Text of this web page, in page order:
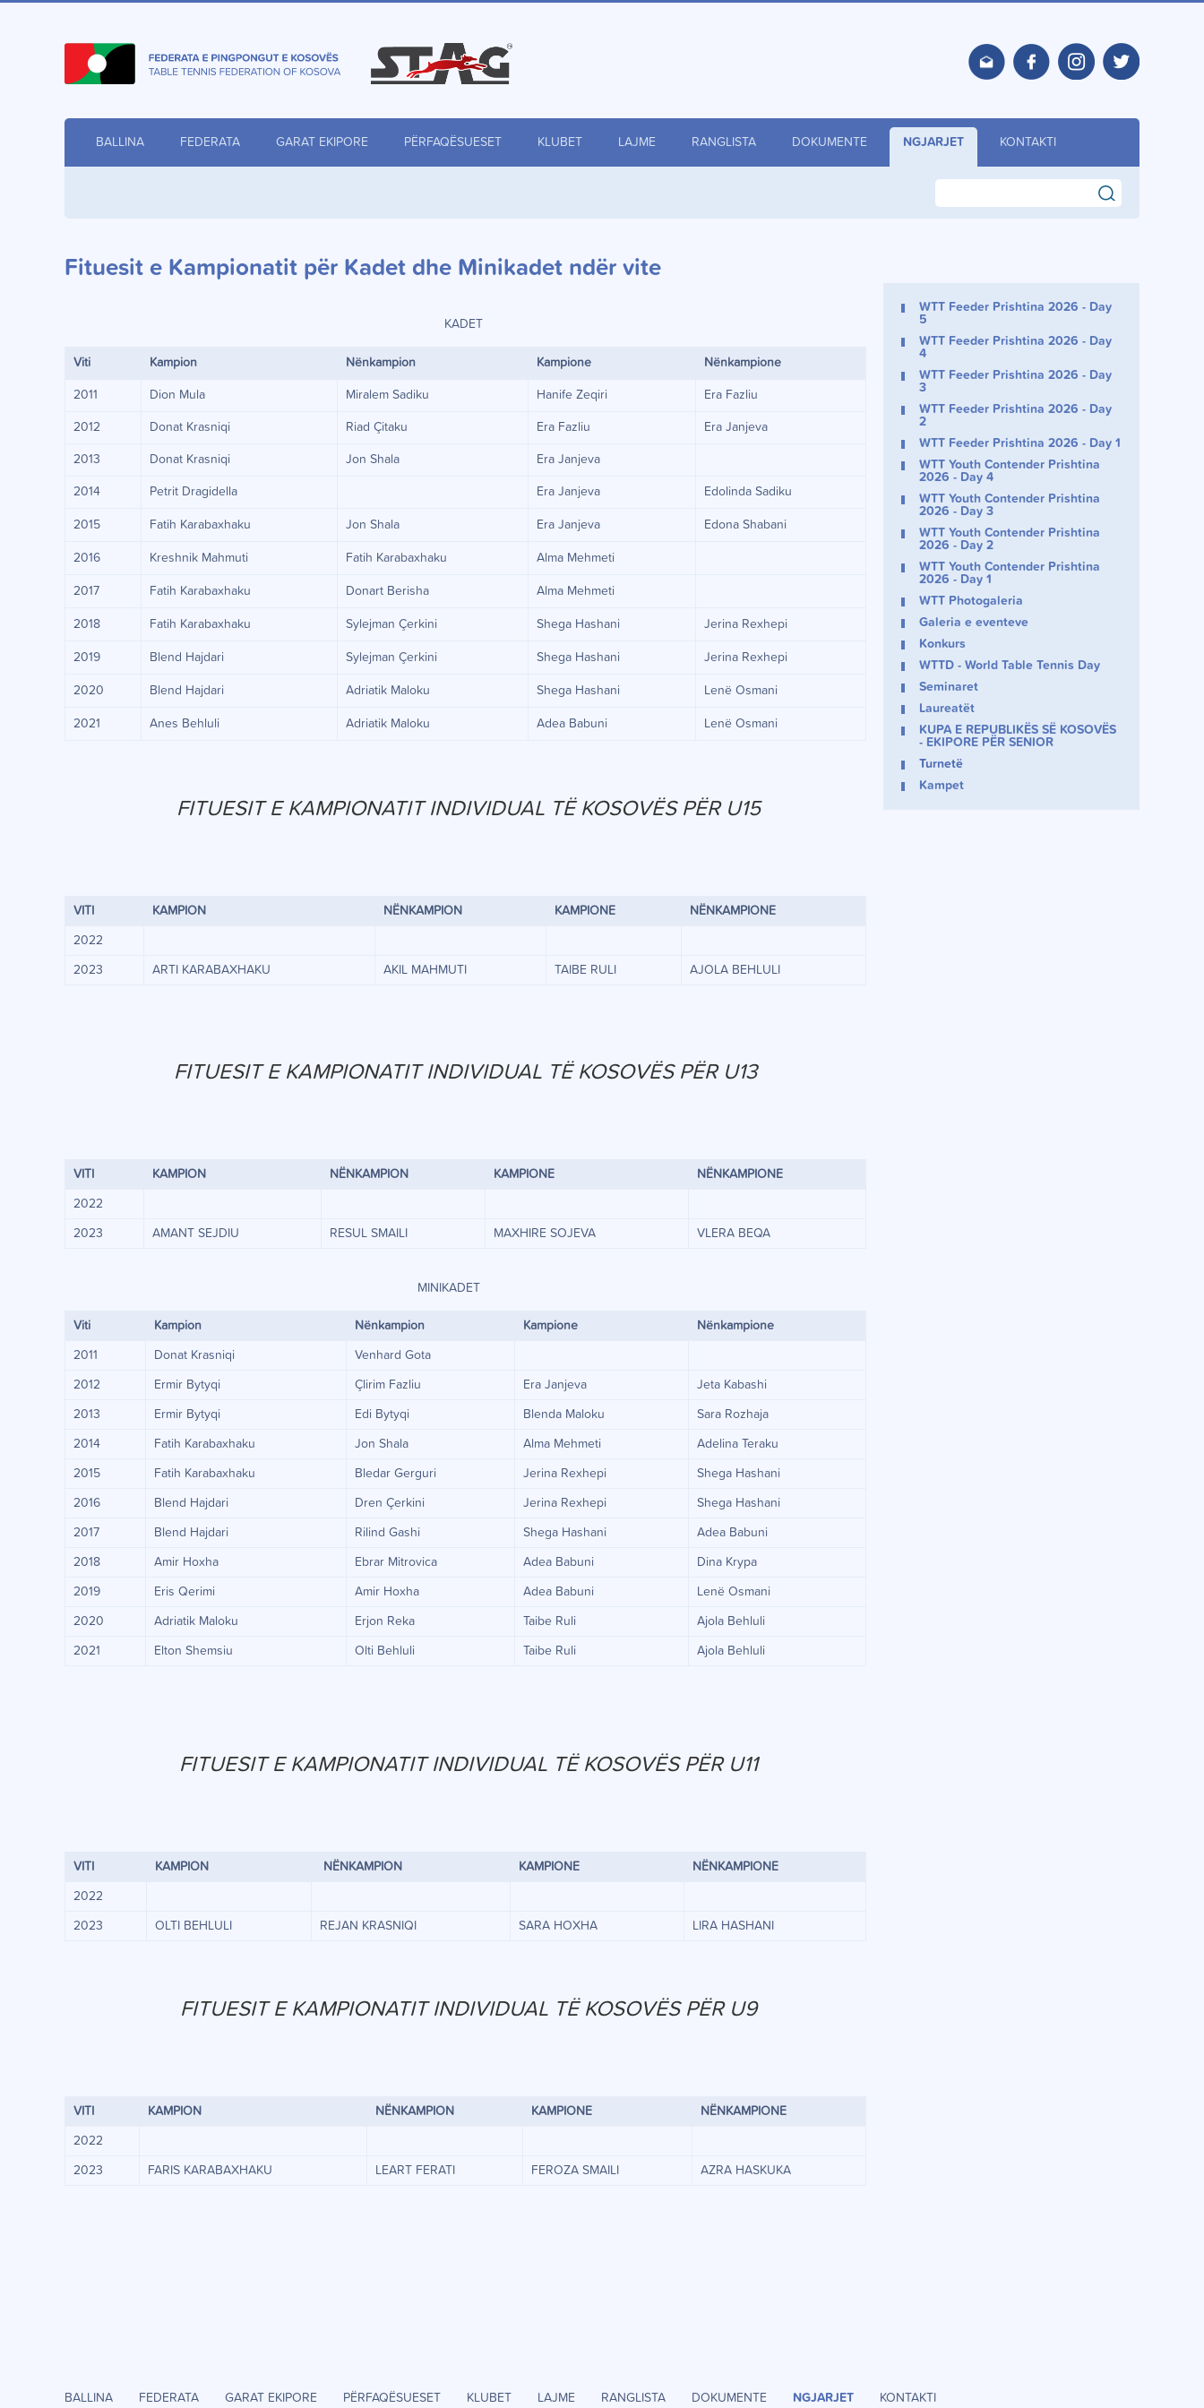
BALLINA FEDERATA GARAT EKIPORE PËRFAQËSUESET KLUBET LAJME RANGLISTA DOKUMENTE NGJARJET KONTAKTI
search
Fituesit e Kampionatit për Kadet dhe Minikadet ndër vite
KADET
Viti Kampion Nënkampion Kampione Nënkampione
2011 Dion Mula Miralem Sadiku Hanife Zeqiri Era Fazliu
2012 Donat Krasniqi Riad Çitaku Era Fazliu Era Janjeva
2013 Donat Krasniqi Jon Shala Era Janjeva
2014 Petrit Dragidella Era Janjeva Edolinda Sadiku
2015 Fatih Karabaxhaku Jon Shala Era Janjeva Edona Shabani
2016 Kreshnik Mahmuti Fatih Karabaxhaku Alma Mehmeti
2017 Fatih Karabaxhaku Donart Berisha Alma Mehmeti
2018 Fatih Karabaxhaku Sylejman Çerkini Shega Hashani Jerina Rexhepi
2019 Blend Hajdari Sylejman Çerkini Shega Hashani Jerina Rexhepi
2020 Blend Hajdari Adriatik Maloku Shega Hashani Lenë Osmani
2021 Anes Behluli Adriatik Maloku Adea Babuni Lenë Osmani
FITUESIT E KAMPIONATIT INDIVIDUAL TË KOSOVËS PËR U15
VITI KAMPION NËNKAMPION KAMPIONE NËNKAMPIONE
2022
2023 ARTI KARABAXHAKU AKIL MAHMUTI TAIBE RULI AJOLA BEHLULI
FITUESIT E KAMPIONATIT INDIVIDUAL TË KOSOVËS PËR U13
VITI KAMPION NËNKAMPION KAMPIONE NËNKAMPIONE
2022
2023 AMANT SEJDIU RESUL SMAILI MAXHIRE SOJEVA VLERA BEQA
MINIKADET
Viti Kampion Nënkampion Kampione Nënkampione
2011 Donat Krasniqi Venhard Gota
2012 Ermir Bytyqi Çlirim Fazliu Era Janjeva Jeta Kabashi
2013 Ermir Bytyqi Edi Bytyqi Blenda Maloku Sara Rozhaja
2014 Fatih Karabaxhaku Jon Shala Alma Mehmeti Adelina Teraku
2015 Fatih Karabaxhaku Bledar Gerguri Jerina Rexhepi Shega Hashani
2016 Blend Hajdari Dren Çerkini Jerina Rexhepi Shega Hashani
2017 Blend Hajdari Rilind Gashi Shega Hashani Adea Babuni
2018 Amir Hoxha Ebrar Mitrovica Adea Babuni Dina Krypa
2019 Eris Qerimi Amir Hoxha Adea Babuni Lenë Osmani
2020 Adriatik Maloku Erjon Reka Taibe Ruli Ajola Behluli
2021 Elton Shemsiu Olti Behluli Taibe Ruli Ajola Behluli
FITUESIT E KAMPIONATIT INDIVIDUAL TË KOSOVËS PËR U11
VITI KAMPION NËNKAMPION KAMPIONE NËNKAMPIONE
2022
2023 OLTI BEHLULI REJAN KRASNIQI SARA HOXHA LIRA HASHANI
FITUESIT E KAMPIONATIT INDIVIDUAL TË KOSOVËS PËR U9
VITI KAMPION NËNKAMPION KAMPIONE NËNKAMPIONE
2022
2023 FARIS KARABAXHAKU LEART FERATI FEROZA SMAILI AZRA HASKUKA
WTT Feeder Prishtina 2026 - Day
5
WTT Feeder Prishtina 2026 - Day
4
WTT Feeder Prishtina 2026 - Day
3
WTT Feeder Prishtina 2026 - Day
2
WTT Feeder Prishtina 2026 - Day 1
WTT Youth Contender Prishtina
2026 - Day 4
WTT Youth Contender Prishtina
2026 - Day 3
WTT Youth Contender Prishtina
2026 - Day 2
WTT Youth Contender Prishtina
2026 - Day 1
WTT Photogaleria
Galeria e eventeve
Konkurs
WTTD - World Table Tennis Day
Seminaret
Laureatët
KUPA E REPUBLIKËS SË KOSOVËS
- EKIPORE PËR SENIOR
Turnetë
Kampet
BALLINA FEDERATA GARAT EKIPORE PËRFAQËSUESET KLUBET LAJME RANGLISTA DOKUMENTE NGJARJET KONTAKTI